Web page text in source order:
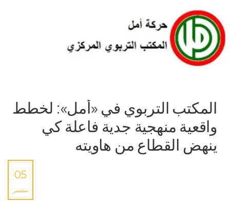
المكتب التربوي في «أمل»: لخطط
واقعية منهجية جدية فاعلة كي
ينهض القطاع من هاويته
05
سبتمبر